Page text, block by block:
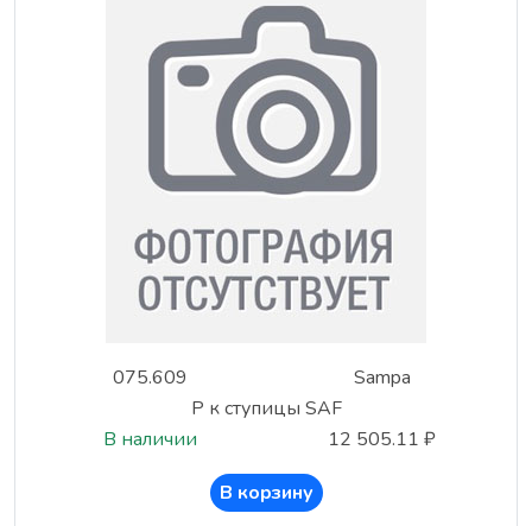
075.609
Sampa
Р к ступицы SAF
В наличии
12 505.11 ₽
В корзину